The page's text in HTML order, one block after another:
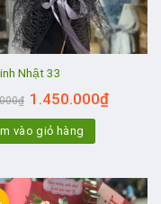
Nhật 33
₫ 1.450.000₫
vào giỏ hàng